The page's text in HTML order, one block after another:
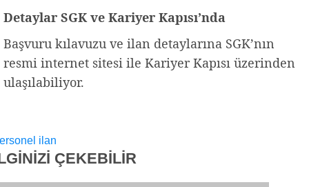
Detaylar SGK ve Kariyer Kapısı’nda
Başvuru kılavuzu ve ilan detaylarına SGK’nın
resmi internet sitesi ile Kariyer Kapısı üzerinden
ulaşılabiliyor.
ilan
ÇEKEBİLİR